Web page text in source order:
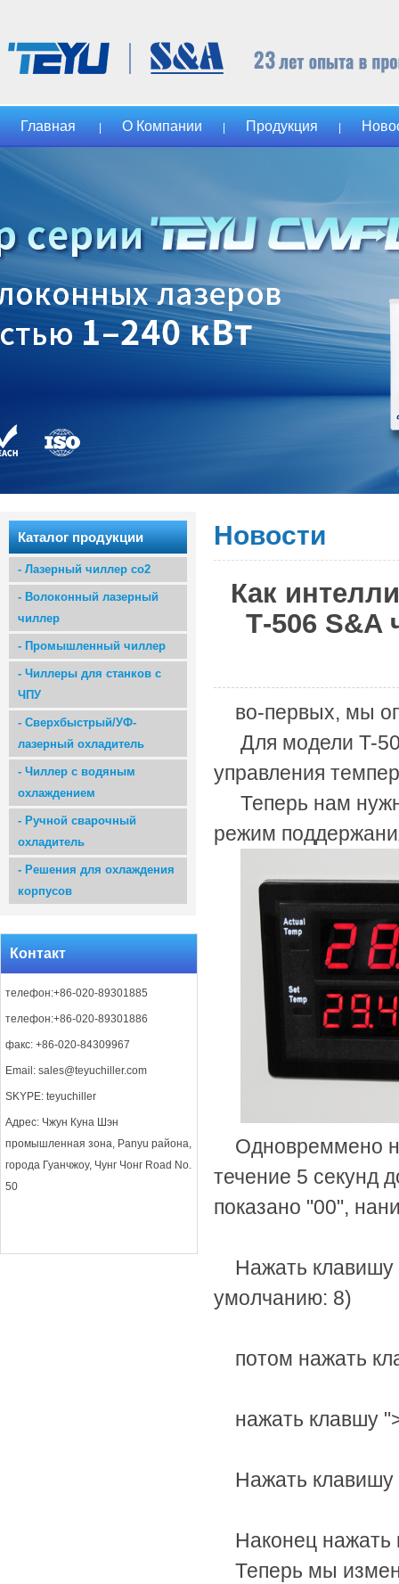
Главная О Компании Продукция
Каталог продукции
- Лазерный чиллер co2
- Волоконный лазерный
чиллер
- Промышленный чиллер
- Чиллеры для станков с
ЧПУ
- Сверхбыстрый/УФ-
лазерный охладитель
- Чиллер с водяным
охлаждением
- Ручной сварочный
охладитель
- Решения для охлаждения
корпусов
Контакт
телефон:+86-020-89301885
телефон:+86-020-89301886
факс: +86-020-84309967
Email: sales@teyuchiller.com
SKYPE: teyuchiller
Адрес: Чжун Куна Шэн
промышленная зона, Panyu района,
города Гуанчжоу, Чунг Чонг Road No.
50
Новости
Как
Т-506 S&A
во-первых, мы
Для модели T-
управления
Теперь нам
режим
Одновреммено
течение 5 секунд
показано "00",
Нажать клавишу
умолчанию: 8)
потом нажать
нажать клавшу
Нажать клавишу
Наконец нажать
Теперь мы